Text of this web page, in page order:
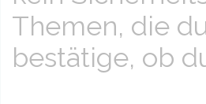
Themen, die
bestätige, ob